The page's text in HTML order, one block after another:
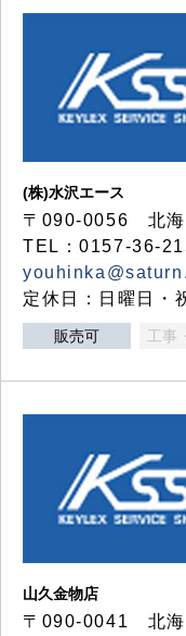
(株)水沢エース
〒090-0056 北海
TEL：0157-36-
定休日：日曜日・
販売可 工事
山久金物店
〒090-0041 北海